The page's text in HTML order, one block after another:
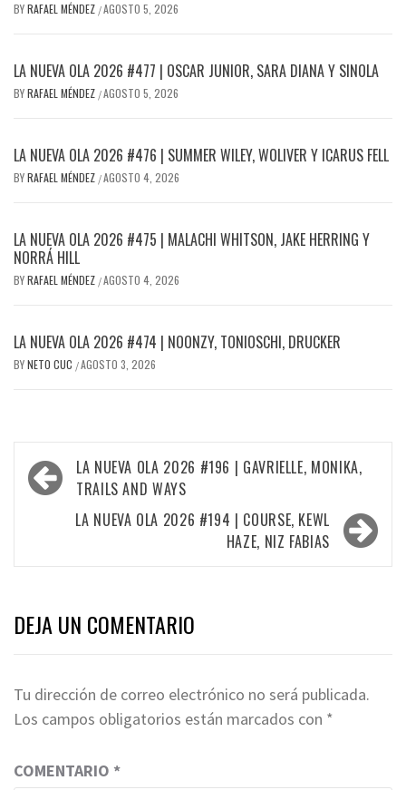
BYRAFAEL MÉNDEZ /AGOSTO 5, 2026
LA NUEVA OLA 2026 #477 | OSCAR JUNIOR, SARA DIANA Y SINOLA
BYRAFAEL MÉNDEZ /AGOSTO 5, 2026
LA NUEVA OLA 2026 #476 | SUMMER WILEY, WOLIVER Y ICARUS FELL
BYRAFAEL MÉNDEZ /AGOSTO 4, 2026
LA NUEVA OLA 2026 #475 | MALACHI WHITSON, JAKE HERRING Y
NORRÁ HILL
BYRAFAEL MÉNDEZ /AGOSTO 4, 2026
LA NUEVA OLA 2026 #474 | NOONZY, TONIOSCHI, DRUCKER
BYNETO CUC /AGOSTO 3, 2026
Navegación
de
entradas
LA NUEVA OLA 2026 #196 | GAVRIELLE, MONIKA,
TRAILS AND WAYS
LA NUEVA OLA 2026 #194 | COURSE, KEWL
HAZE, NIZ FABIAS
DEJA UN COMENTARIO
Tu dirección de correo electrónico no será publicada.
Los campos obligatorios están marcados con *
COMENTARIO *